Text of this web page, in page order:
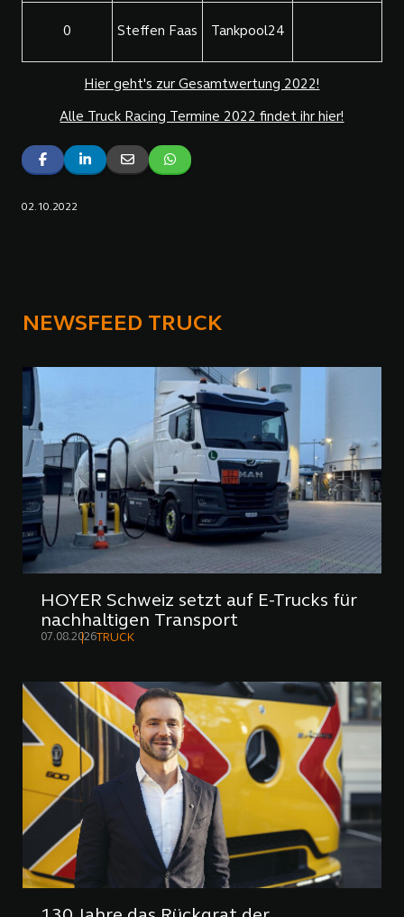
0 Steffen Faas Tankpool24
Hier geht's zur Gesamtwertung 2022!
Alle Truck Racing Termine 2022 findet ihr hier!
02.10.2022
NEWSFEED TRUCK
HOYER Schweiz setzt auf E-Trucks für
nachhaltigen Transport
07.08.2026TRUCK